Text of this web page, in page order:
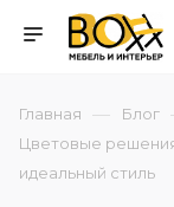
Главная — Блог
Цветовые
идеальный стиль